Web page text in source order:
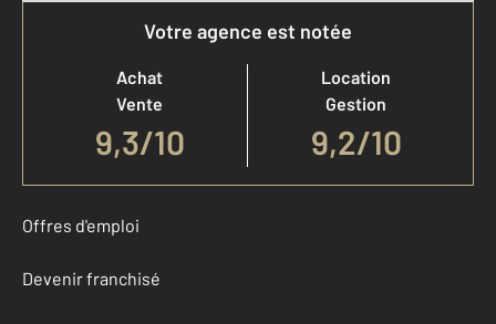
Votre agence est notée
Achat
Vente
9,3/10
Location
Gestion
9,2/10
Offres d'emploi
Devenir franchisé